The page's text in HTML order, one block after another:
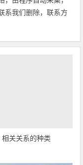
系我们删除，联系方
相关关系的种类